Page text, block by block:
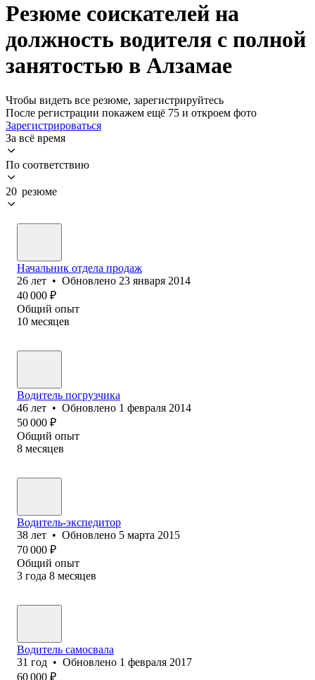
Резюме соискателей на
должность водителя с полной
занятостью в Алзамае
Чтобы видеть все резюме, зарегистрируйтесь
После регистрации покажем ещё 75 и откроем фото
Зарегистрироваться
За всё время
По соответствию
20 резюме
Начальник отдела продаж
26 лет • Обновлено 23 января 2014
40 000 ₽
Общий опыт
10 месяцев
Водитель погрузчика
46 лет • Обновлено 1 февраля 2014
50 000 ₽
Общий опыт
8 месяцев
Водитель-экспедитор
38 лет • Обновлено 5 марта 2015
70 000 ₽
Общий опыт
3 года 8 месяцев
Водитель самосвала
31 год • Обновлено 1 февраля 2017
60 000 ₽